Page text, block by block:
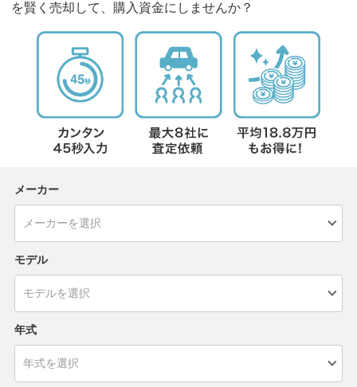
を賢く売却して、購入資金にしませんか？
メーカー
モデル
年式